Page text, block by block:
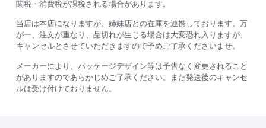
関税・消費税が課税される場合があります。
当店は本店になりますが、姉妹店との在庫を連携しております。万
が一、注文が重なり、品切れが生じる場合は大変恐れ入りますが、
キャンセルとさせていただきますので予めご了承くださいませ。
メーカーにより、パッケージデザイン等は予告なく変更されること
がありますのであらかじめご了承ください。また発送後のキャンセ
ルは受け付けておりません。